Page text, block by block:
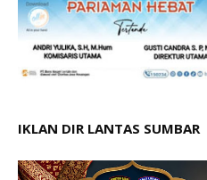
IKLAN DIR LANTAS SUMBAR